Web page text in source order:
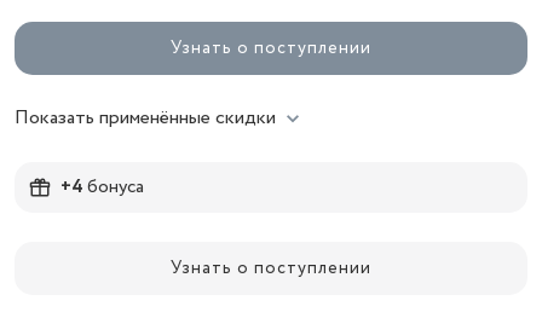
Узнать о поступлении
Показать применённые скидки
+4бонуса
Узнать о поступлении